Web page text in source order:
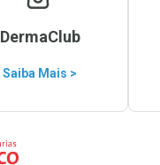
DermaClub
Saiba Mais >